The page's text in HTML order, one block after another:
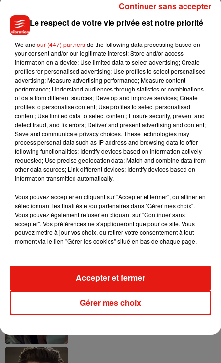
7 août 2026
Julien Lieb s’essaye à la vie de chatelain
dans son nouveau clip
7 août 2026
Madonna sort enfin le remix de « Love
Sensation » avec Kylie Minogue
Tayc et Didi B dévoilent le single le plus
dansant de l’année
Angèle et Amélie Lens dévoilent leur
Benny Blanco invite Selena Gomez et
Becky G sur son nouveau single
Le respect de votre vie privée est notre priorité
We and our (447) partnersdo the following data processing based on
your consent and/or our legitimate interest: Store and/or access
information on a device; Use limited data to select advertising; Create
profiles for personalised advertising; Use profiles to select personalised
advertising; Measure advertising performance; Measure content
performance; Understand audiences through statistics or combinations
of data from different sources; Develop and improve services; Create
profiles to personalise content; Use profiles to select personalised
content; Use limited data to select content; Ensure security, prevent and
detect fraud, and fix errors; Deliver and present advertising and content;
Save and communicate privacy choices. These technologies may
process personal data such as IP address and browsing data to offer
following functionalities: Identify devices based on information actively
requested; Use precise geolocation data; Match and combine data from
other data sources; Link different devices; Identify devices based on
information transmitted automatically.
Vous pouvez accepter en cliquant sur "Accepter et fermer", ou affiner en
sélectionnant les finalités et/ou partenaires dans "Gérer mes choix".
Vous pouvez également refuser en cliquant sur "Continuer sans
accepter". Vos préférences ne s'appliqueront que pour ce site. Vous
pouvez mettre à jour vos choix, ou retirer votre consentement à tout
moment via le lien "Gérer les cookies" situé en bas de chaque page.
Gérer mes choix
Accepter et fermer
Continuer sans accepter